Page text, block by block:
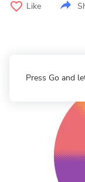
Like
Press Go and